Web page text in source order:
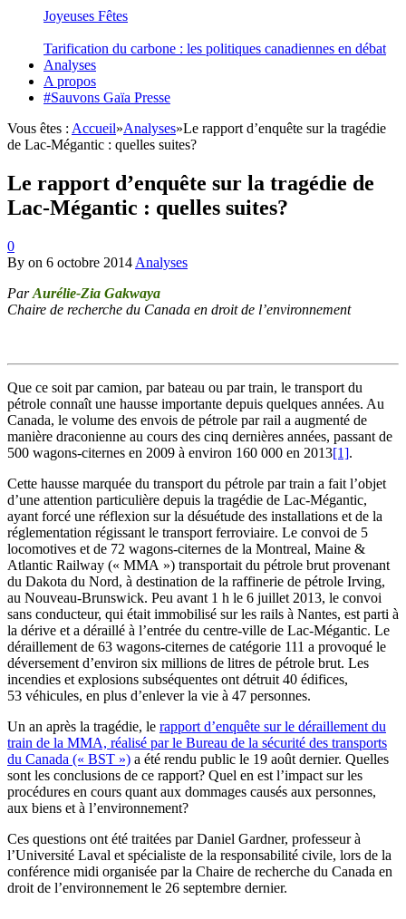
Joyeuses Fêtes
Tarification du carbone : les politiques canadiennes en débat
Analyses
A propos
#Sauvons Gaïa Presse
Vous êtes : Accueil»Analyses»Le rapport d’enquête sur la tragédie
de Lac-Mégantic : quelles suites?
Le rapport d’enquête sur la tragédie de
Lac-Mégantic : quelles suites?
0
By on 6 octobre 2014 Analyses
ParAurélie-Zia Gakwaya
Chaire de recherche du Canada en droit de l’environnement
Que ce soit par camion, par bateau ou par train, le transport du
pétrole connaît une hausse importante depuis quelques années. Au
Canada, le volume des envois de pétrole par rail a augmenté de
manière draconienne au cours des cinq dernières années, passant de
500 wagons-citernes en 2009 à environ 160 000 en 2013[1].
Cette hausse marquée du transport du pétrole par train a fait l’objet
d’une attention particulière depuis la tragédie de Lac-Mégantic,
ayant forcé une réflexion sur la désuétude des installations et de la
réglementation régissant le transport ferroviaire. Le convoi de 5
locomotives et de 72 wagons-citernes de la Montreal, Maine &
Atlantic Railway (« MMA ») transportait du pétrole brut provenant
du Dakota du Nord, à destination de la raffinerie de pétrole Irving,
au Nouveau-Brunswick. Peu avant 1 h le 6 juillet 2013, le convoi
sans conducteur, qui était immobilisé sur les rails à Nantes, est parti à
la dérive et a déraillé à l’entrée du centre-ville de Lac-Mégantic. Le
déraillement de 63 wagons-citernes de catégorie 111 a provoqué le
déversement d’environ six millions de litres de pétrole brut. Les
incendies et explosions subséquentes ont détruit 40 édifices,
53 véhicules, en plus d’enlever la vie à 47 personnes.
Un an après la tragédie, le rapport d’enquête sur le déraillement du
train de la MMA, réalisé par le Bureau de la sécurité des transports
du Canada (« BST ») a été rendu public le 19 août dernier. Quelles
sont les conclusions de ce rapport? Quel en est l’impact sur les
procédures en cours quant aux dommages causés aux personnes,
aux biens et à l’environnement?
Ces questions ont été traitées par Daniel Gardner, professeur à
l’Université Laval et spécialiste de la responsabilité civile, lors de la
conférence midi organisée par la Chaire de recherche du Canada en
droit de l’environnement le 26 septembre dernier.